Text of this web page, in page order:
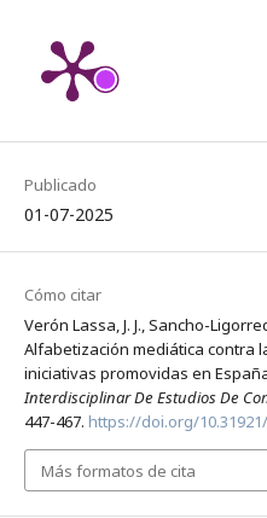
Publicado
01-07-2025
Cómo citar
Verón Lassa, J. J., Sancho-
Alfabetización mediática contra
iniciativas promovidas en
Interdisciplinar De Estudios De
447-467. https://doi.org/
Más formatos de cita